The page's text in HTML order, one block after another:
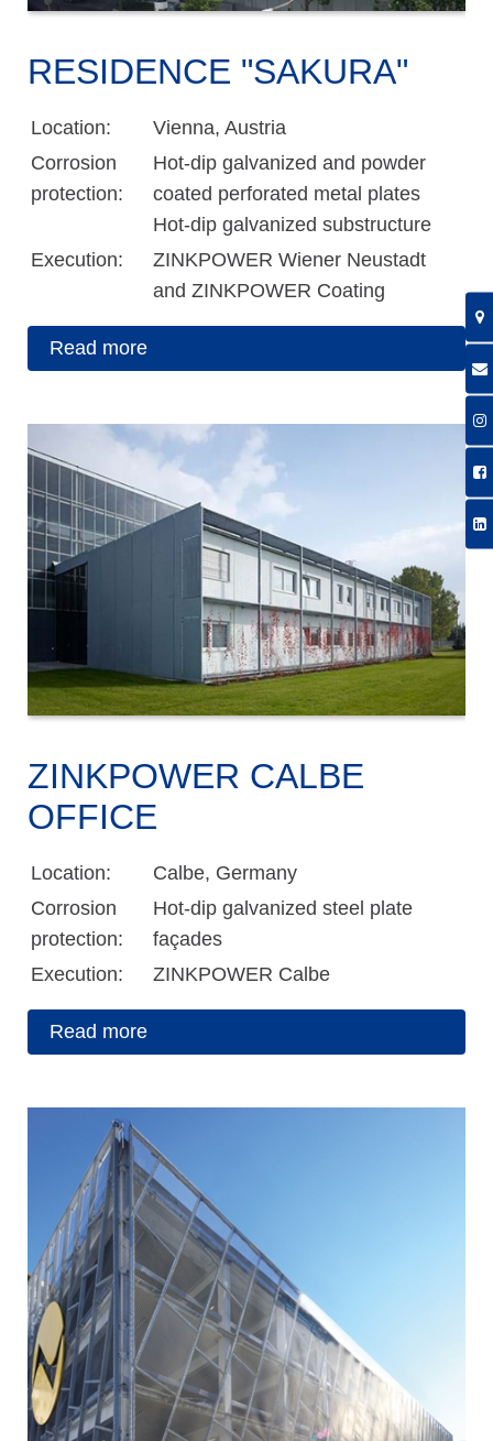
RESIDENCE "SAKURA"
Location:
Vienna, Austria
Corrosion
protection:
Hot-dip galvanized and powder
coated perforated metal plates
Hot-dip galvanized substructure
Execution:
ZINKPOWER Wiener Neustadt
and ZINKPOWER Coating
Read more
ZINKPOWER CALBE
OFFICE
Location:
Calbe, Germany
Corrosion
protection:
Hot-dip galvanized steel plate
façades
Execution:
ZINKPOWER Calbe
Read more